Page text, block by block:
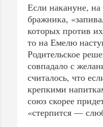
Если накануне,
бражника,
которых против
то на Емелю
Родительское
совпадало с
считалось, что
крепкими
союз скорее
«стерпится —